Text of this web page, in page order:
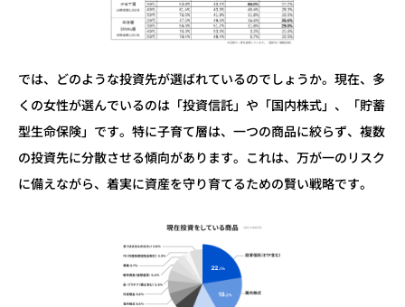
では、どのような投資先が選ばれているのでしょうか。現在、多
くの女性が選んでいるのは「投資信託」や「国内株式」、「貯蓄
型生命保険」です。特に子育て層は、一つの商品に絞らず、複数
の投資先に分散させる傾向があります。これは、万が一のリスク
に備えながら、着実に資産を守り育てるための賢い戦略です。